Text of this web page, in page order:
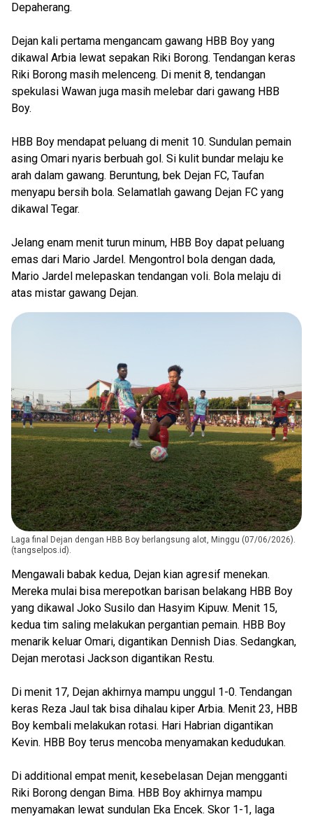
Depaherang.
Dejan kali pertama mengancam gawang HBB Boy yang
dikawal Arbia lewat sepakan Riki Borong. Tendangan keras
Riki Borong masih melenceng. Di menit 8, tendangan
spekulasi Wawan juga masih melebar dari gawang HBB
Boy.
HBB Boy mendapat peluang di menit 10. Sundulan pemain
asing Omari nyaris berbuah gol. Si kulit bundar melaju ke
arah dalam gawang. Beruntung, bek Dejan FC, Taufan
menyapu bersih bola. Selamatlah gawang Dejan FC yang
dikawal Tegar.
Jelang enam menit turun minum, HBB Boy dapat peluang
emas dari Mario Jardel. Mengontrol bola dengan dada,
Mario Jardel melepaskan tendangan voli. Bola melaju di
atas mistar gawang Dejan.
Laga final Dejan dengan HBB Boy berlangsung alot, Minggu (07/06/2026).
(tangselpos.id).
Mengawali babak kedua, Dejan kian agresif menekan.
Mereka mulai bisa merepotkan barisan belakang HBB Boy
yang dikawal Joko Susilo dan Hasyim Kipuw. Menit 15,
kedua tim saling melakukan pergantian pemain. HBB Boy
menarik keluar Omari, digantikan Dennish Dias. Sedangkan,
Dejan merotasi Jackson digantikan Restu.
Di menit 17, Dejan akhirnya mampu unggul 1-0. Tendangan
keras Reza Jaul tak bisa dihalau kiper Arbia. Menit 23, HBB
Boy kembali melakukan rotasi. Hari Habrian digantikan
Kevin. HBB Boy terus mencoba menyamakan kedudukan.
Di additional empat menit, kesebelasan Dejan mengganti
Riki Borong dengan Bima. HBB Boy akhirnya mampu
menyamakan lewat sundulan Eka Encek. Skor 1-1, laga